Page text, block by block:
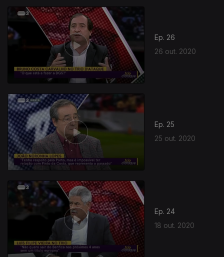
Ep. 26
26 out. 2020
Ep. 25
25 out. 2020
Ep. 24
18 out. 2020
500030